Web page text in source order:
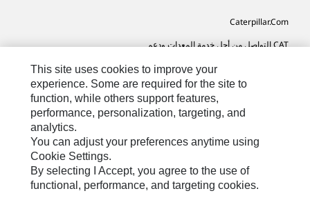
Caterpillar.com
CAT التواصل من أجل خدمة المعدات ودعم
تفضيلات التسويق الخاصة بي
خريطة الموقع
Cookie Settings
This site uses cookies to improve your
experience. Some are required for the site to
function, while others support features,
performance, personalization, targeting, and
analytics.
You can adjust your preferences anytime using
Cookie Settings.
By selecting I Accept, you agree to the use of
functional, performance, and targeting cookies.